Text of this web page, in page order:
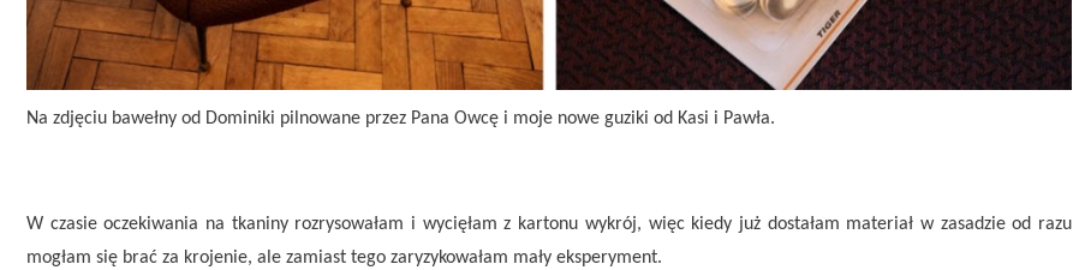
Na zdjęciu bawełny od Dominiki pilnowane przez Pana Owcę i moje nowe guziki od Kasi i Pawła.
W czasie oczekiwania na tkaniny rozrysowałam i wycięłam z kartonu wykrój, więc kiedy już dostałam materiał w zasadzie od razu
mogłam się brać za krojenie, ale zamiast tego zaryzykowałam mały eksperyment.